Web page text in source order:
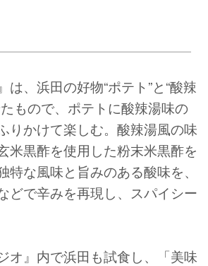
、浜田の好物“ポテト”と“酸辣
もので、ポテトに酸辣湯味の
りかけて楽しむ。酸辣湯風の味
米黒酢を使用した粉末米黒酢を
特な風味と旨みのある酸味を、
どで辛みを再現し、スパイシー
オ』内で浜田も試食し、「美味